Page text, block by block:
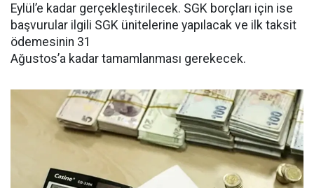
Eylül’e kadar gerçekleştirilecek. SGK borçları için ise
başvurular ilgili SGK ünitelerine yapılacak ve ilk taksit
ödemesinin 31
Ağustos’a kadar tamamlanması gerekecek.